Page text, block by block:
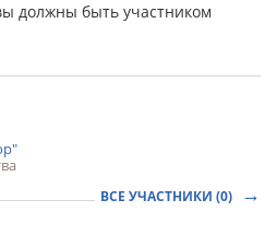
должны быть участником
ВСЕ УЧАСТНИКИ (0)